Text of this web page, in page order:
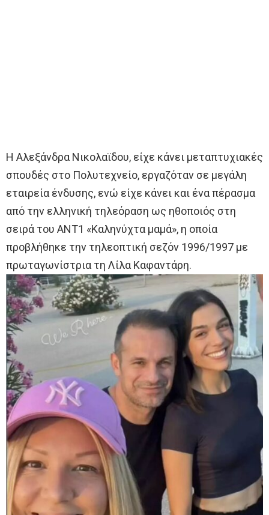
Η Αλεξάνδρα Νικολαϊδου, είχε κάνει μεταπτυχιακές
σπουδές στο Πολυτεχνείο, εργαζόταν σε μεγάλη
εταιρεία ένδυσης, ενώ είχε κάνει και ένα πέρασμα
από την ελληνική τηλεόραση ως ηθοποιός στη
σειρά του ANT1 «Καληνύχτα μαμά», η οποία
προβλήθηκε την τηλεοπτική σεζόν 1996/1997 με
πρωταγωνίστρια τη Λίλα Καφαντάρη.